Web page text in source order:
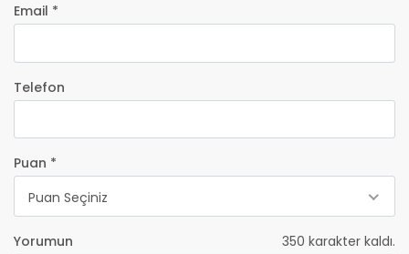
Email *
Telefon
Puan *
Puan Seçiniz
Yorumun 350 karakter kaldı.